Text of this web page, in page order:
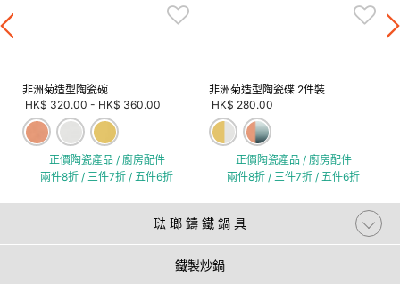
非洲菊造型陶瓷碗
HK$ 320.00 - HK$ 360.00
正價陶瓷產品 / 廚房配件
兩件8折 / 三件7折 / 五件6折
非洲菊造型陶瓷碟 2件裝
HK$ 280.00
正價陶瓷產品 / 廚房配件
兩件8折 / 三件7折 / 五件6折
琺 瑯 鑄 鐵 鍋 具
鐵製炒鍋